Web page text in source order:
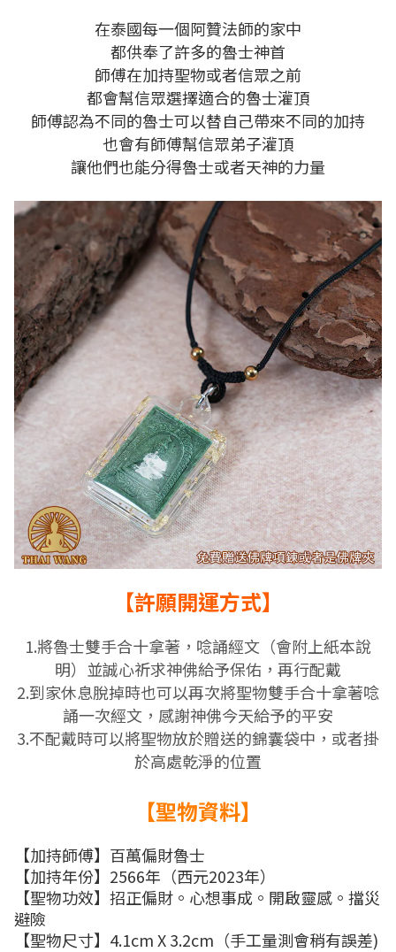
在泰國每一個阿贊法師的家中
都供奉了許多的魯士神首
師傅在加持聖物或者信眾之前
都會幫信眾選擇適合的魯士灌頂
師傅認為不同的魯士可以替自己帶來不同的加持
也會有師傅幫信眾弟子灌頂
讓他們也能分得魯士或者天神的力量
【許願開運方式】
1.將魯士雙手合十拿著，唸誦經文（會附上紙本說
明）並誠心祈求神佛給予保佑，再行配戴
2.到家休息脫掉時也可以再次將聖物雙手合十拿著唸
誦一次經文，感謝神佛今天給予的平安
3.不配戴時可以將聖物放於贈送的錦囊袋中，或者掛
於高處乾淨的位置
【聖物資料】
【加持師傅】百萬偏財魯士
【加持年份】2566年（西元2023年）
【聖物功效】招正偏財。心想事成。開啟靈感。擋災
避險
【聖物尺寸】4.1cm X 3.2cm（手工量測會稍有誤差)